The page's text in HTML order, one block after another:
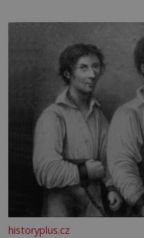
bez které si českou
historyplus.cz